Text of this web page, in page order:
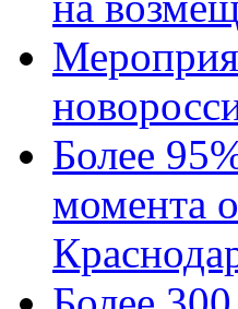
Более
момента